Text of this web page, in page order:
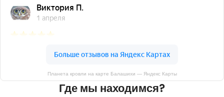
Планета кровли на карте Балашихи — Яндекс Карты
Где мы находимся?